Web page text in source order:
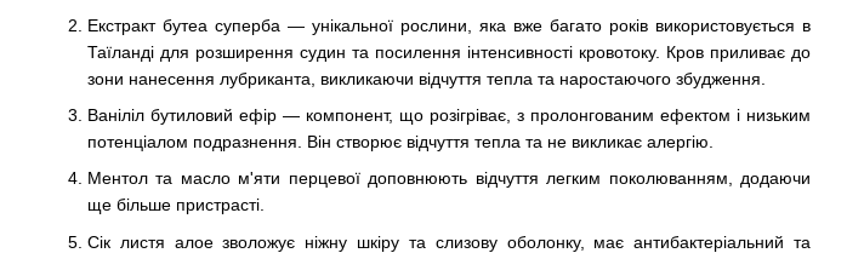
Екстракт бутеа суперба — унікальної рослини, яка вже багато років використовується в
Таїланді для розширення судин та посилення інтенсивності кровотоку. Кров приливає до
зони нанесення лубриканта, викликаючи відчуття тепла та наростаючого збудження.
Ваніліл бутиловий ефір — компонент, що розігріває, з пролонгованим ефектом і низьким
потенціалом подразнення. Він створює відчуття тепла та не викликає алергію.
Ментол та масло м'яти перцевої доповнюють відчуття легким поколюванням, додаючи
ще більше пристрасті.
Сік листя алое зволожує ніжну шкіру та слизову оболонку, має антибактеріальний та